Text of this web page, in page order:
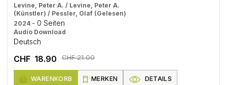
Levine, Peter A. / Levine, Peter A.
(Künstler) / Pessler, Olaf (Gelesen)
2024 - 0 Seiten
Audio Download
Deutsch
CHF 18.90 CHF 21.00
WARENKORB MERKEN DETAILS